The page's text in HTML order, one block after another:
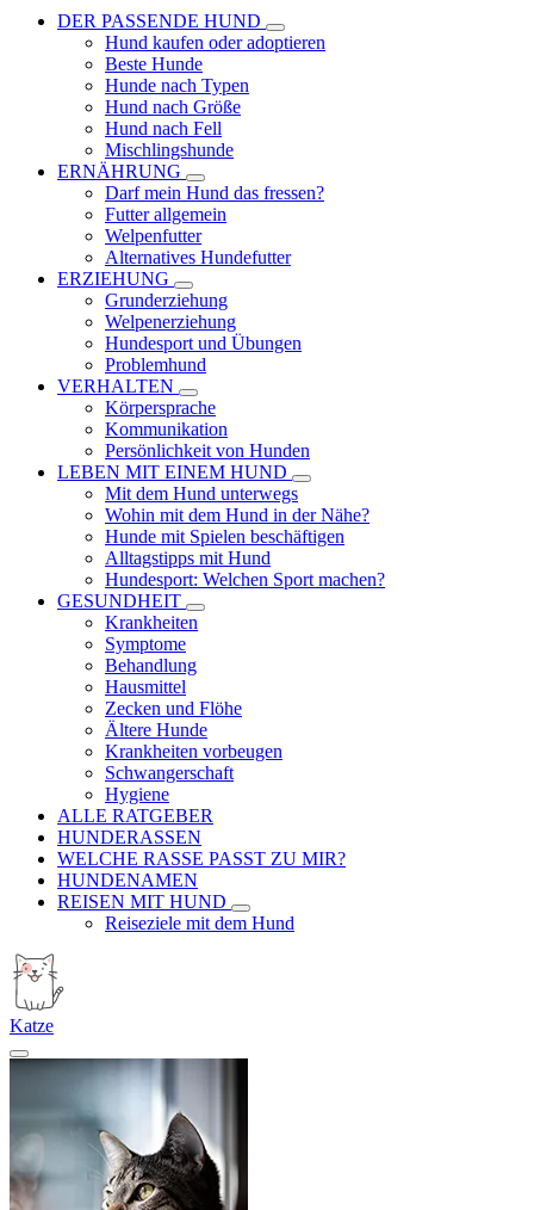
DER PASSENDE HUND
Hund kaufen oder adoptieren
Beste Hunde
Hunde nach Typen
Hund nach Größe
Hund nach Fell
Mischlingshunde
ERNÄHRUNG
Darf mein Hund das fressen?
Futter allgemein
Welpenfutter
Alternatives Hundefutter
ERZIEHUNG
Grunderziehung
Welpenerziehung
Hundesport und Übungen
Problemhund
VERHALTEN
Körpersprache
Kommunikation
Persönlichkeit von Hunden
LEBEN MIT EINEM HUND
Mit dem Hund unterwegs
Wohin mit dem Hund in der Nähe?
Hunde mit Spielen beschäftigen
Alltagstipps mit Hund
Hundesport: Welchen Sport machen?
GESUNDHEIT
Krankheiten
Symptome
Behandlung
Hausmittel
Zecken und Flöhe
Ältere Hunde
Krankheiten vorbeugen
Schwangerschaft
Hygiene
ALLE RATGEBER
HUNDERASSEN
WELCHE RASSE PASST ZU MIR?
HUNDENAMEN
REISEN MIT HUND
Reiseziele mit dem Hund
Katze